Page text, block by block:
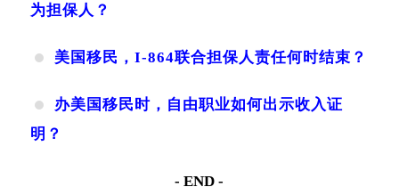
为担保人？
美国移民，I-864联合担保人责任何时结束？
办美国移民时，自由职业如何出示收入证
明？
- END -